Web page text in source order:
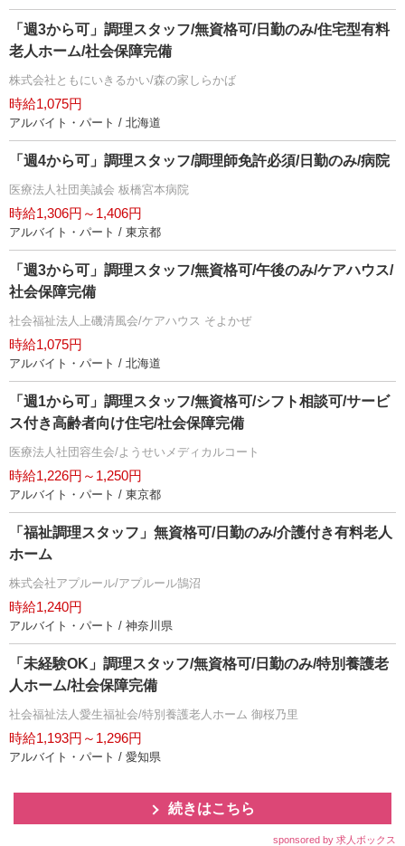
「週3から可」調理スタッフ/無資格可/日勤のみ/住宅型有料
老人ホーム/社会保障完備
株式会社ともにいきるかい/森の家しらかば
時給1,075円
アルバイト・パート / 北海道
「週4から可」調理スタッフ/調理師免許必須/日勤のみ/病院
医療法人社団美誠会 板橋宮本病院
時給1,306円～1,406円
アルバイト・パート / 東京都
「週3から可」調理スタッフ/無資格可/午後のみ/ケアハウス/
社会保障完備
社会福祉法人上磯清風会/ケアハウス そよかぜ
時給1,075円
アルバイト・パート / 北海道
「週1から可」調理スタッフ/無資格可/シフト相談可/サービ
ス付き高齢者向け住宅/社会保障完備
医療法人社団容生会/ようせいメディカルコート
時給1,226円～1,250円
アルバイト・パート / 東京都
「福祉調理スタッフ」無資格可/日勤のみ/介護付き有料老人
ホーム
株式会社アプルール/アプルール鵠沼
時給1,240円
アルバイト・パート / 神奈川県
「未経験OK」調理スタッフ/無資格可/日勤のみ/特別養護老
人ホーム/社会保障完備
社会福祉法人愛生福祉会/特別養護老人ホーム 御桜乃里
時給1,193円～1,296円
アルバイト・パート / 愛知県
続きはこちら
sponsored by 求人ボックス